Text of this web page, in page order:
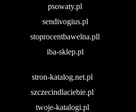
psowaty.pl
sendivogius.pl
stoprocentbawelna.pll
iba-sklep.pl
stron-katalog.net.pl
szczecindlaciebie.pl
twoje-katalogi.pl